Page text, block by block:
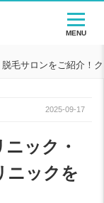
毛サロンをご紹介！
2025-09-17
ック・
ニックを
MENU